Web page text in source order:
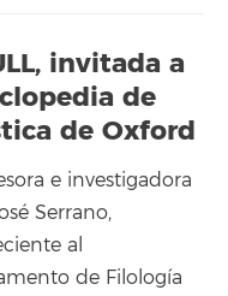
invitada a
de
de Oxford
e investigadora
Serrano,
al
de Filología